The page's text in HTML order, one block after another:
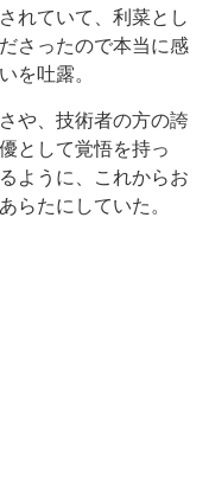
れていて、利菜とし
さったので本当に感
を吐露。
や、技術者の方の誇
として覚悟を持っ
ように、これからお
らたにしていた。